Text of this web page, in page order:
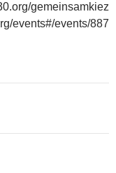
gemeinsamkiez
events#/events/887